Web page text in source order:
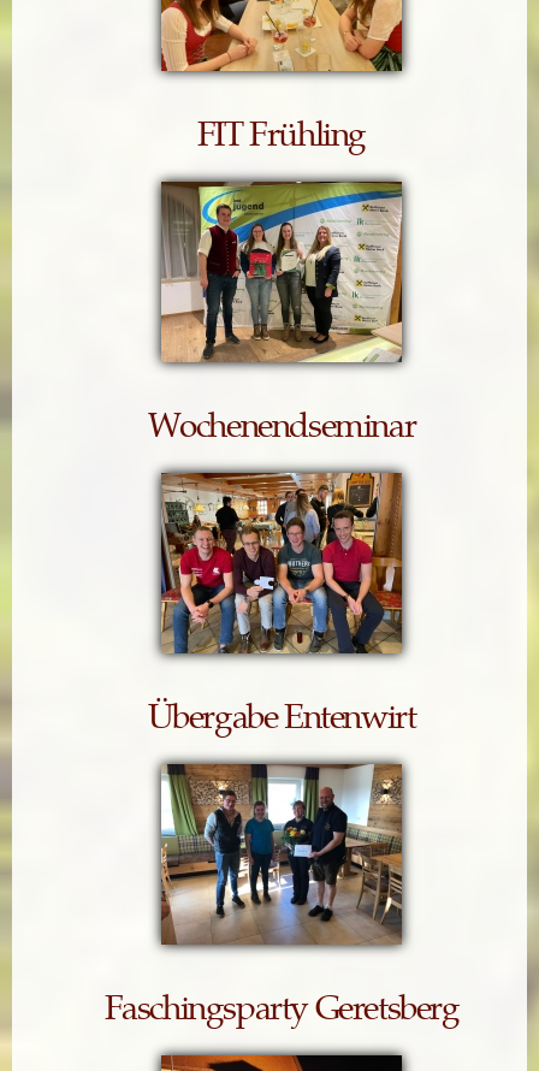
FIT Frühling
Wochenendseminar
Übergabe Entenwirt
Faschingsparty Geretsberg